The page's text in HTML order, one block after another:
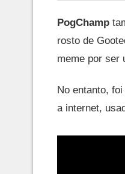
PogChamp
rosto de
meme por ser
No entanto,
a internet,